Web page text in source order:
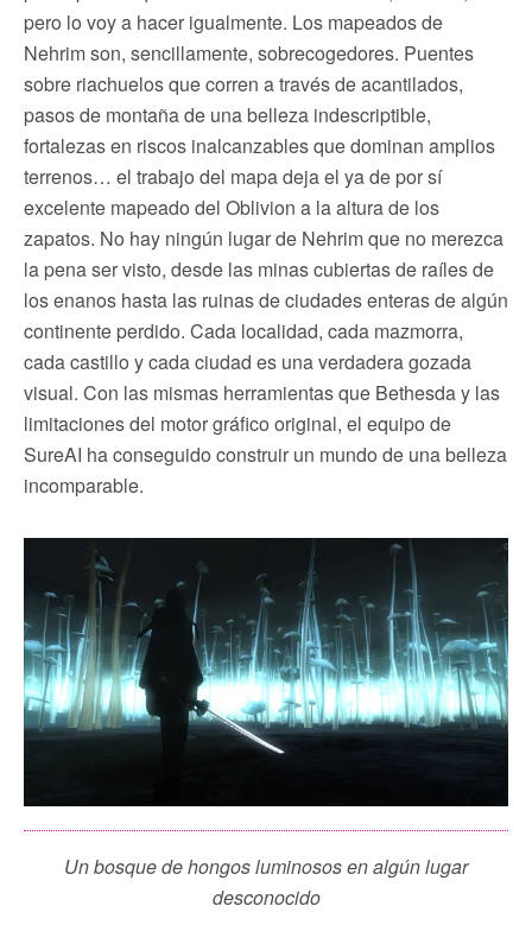
pero lo voy a hacer igualmente. Los mapeados de
Nehrim son, sencillamente, sobrecogedores. Puentes
sobre riachuelos que corren a través de acantilados,
pasos de montaña de una belleza indescriptible,
fortalezas en riscos inalcanzables que dominan amplios
terrenos… el trabajo del mapa deja el ya de por sí
excelente mapeado del Oblivion a la altura de los
zapatos. No hay ningún lugar de Nehrim que no merezca
la pena ser visto, desde las minas cubiertas de raíles de
los enanos hasta las ruinas de ciudades enteras de algún
continente perdido. Cada localidad, cada mazmorra,
cada castillo y cada ciudad es una verdadera gozada
visual. Con las mismas herramientas que Bethesda y las
limitaciones del motor gráfico original, el equipo de
SureAI ha conseguido construir un mundo de una belleza
incomparable.
Un bosque de hongos luminosos en algún lugar
desconocido